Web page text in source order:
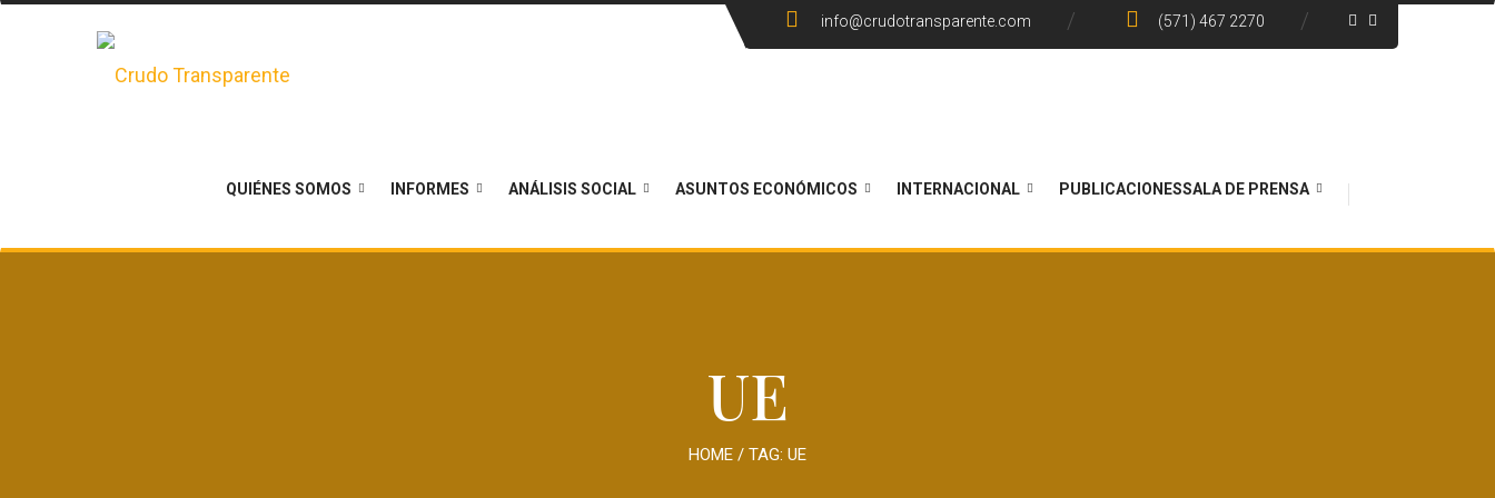
info@crudotransparente.com (571) 467 2270
QUIÉNES SOMOS INFORMES ANÁLISIS SOCIAL ASUNTOS ECONÓMICOS INTERNACIONAL PUBLICACIONESSALA DE PRENSA
UE
HOME / TAG: UE